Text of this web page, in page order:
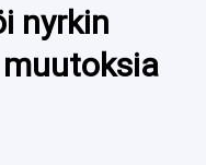
nyrkin